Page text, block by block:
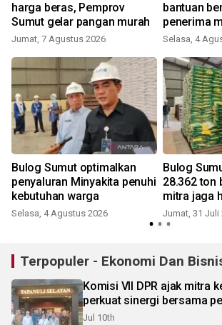
harga beras, Pemprov
Sumut gelar pangan murah
Jumat, 7 Agustus 2026
bantuan
penerima
Selasa, 4
Bulog Sumut optimalkan
penyaluran Minyakita penuhi
kebutuhan warga
Selasa, 4 Agustus 2026
Bulog
28.362 ton
mitra jaga
Jumat, 31 Juli
Terpopuler - Ekonomi Dan
Komisi VII DPR ajak mitra
perkuat sinergi bersama
Jul 10th